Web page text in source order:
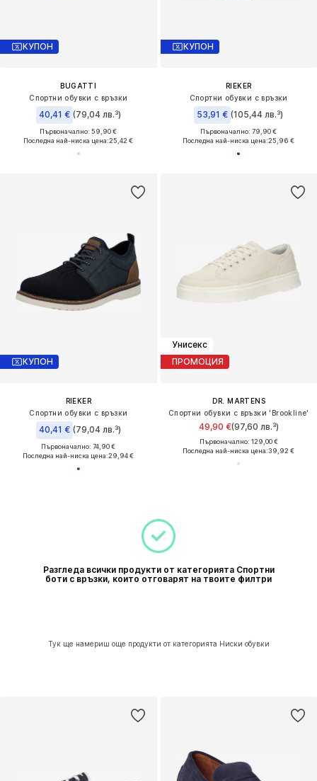
КУПОН
BUGATTI
Спортни обувки с връзки
40,41 € (79,04 лв.³)
Първоначално: 59,90 €
Последна най-ниска цена:25,42 €
КУПОН
RIEKER
Спортни обувки с връзки
53,91 € (105,44 лв.³)
Първоначално: 79,90 €
Последна най-ниска цена:25,96 €
КУПОН
RIEKER
Спортни обувки с връзки
40,41 € (79,04 лв.³)
Първоначално: 74,90 €
Последна най-ниска цена:29,94 €
Унисекс
ПРОМОЦИЯ
DR. MARTENS
Спортни обувки с връзки 'Brookline'
49,90 €(97,60 лв.³)
Първоначално: 129,00 €
Последна най-ниска цена:39,92 €
Разгледа всички продукти от категорията Спортни
боти с връзки, които отговарят на твоите филтри
Тук ще намериш още продукти от категорията Ниски обувки